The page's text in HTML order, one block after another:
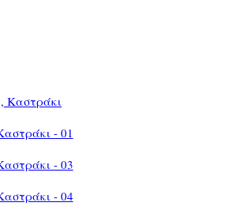
Καστράκι
- 01
- 03
- 04